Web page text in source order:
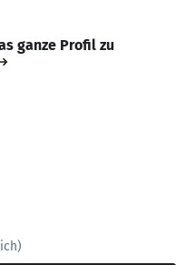
ganze Profil zu